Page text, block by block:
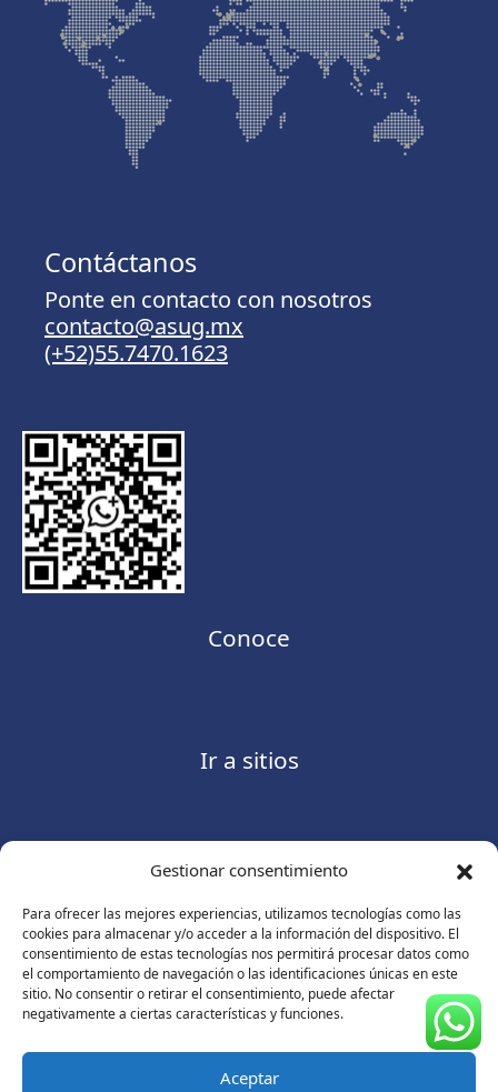
Gestionar consentimiento
Para ofrecer las mejores experiencias, utilizamos tecnologías como las
cookies para almacenar y/o acceder a la información del dispositivo. El
consentimiento de estas tecnologías nos permitirá procesar datos como
el comportamiento de navegación o las identificaciones únicas en este
sitio. No consentir o retirar el consentimiento, puede afectar
negativamente a ciertas características y funciones.
Aceptar
Contáctanos
Ponte en contacto con nosotros
contacto@asug.mx
(+52)55.7470.1623
Conoce
Ir a sitios
Contáctanos
Consulte nuestroAviso de privacidad
© Copyright 2026 ASUGMEX. Todos los derechos
reservados.